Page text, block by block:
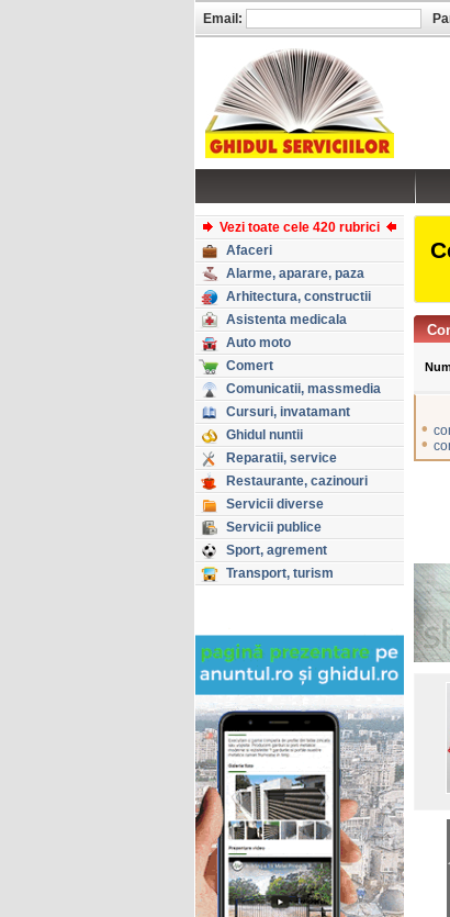
Vezi toate cele 420 rubrici
Afaceri
Alarme, aparare, paza
Arhitectura, constructii
Asistenta medicala
Auto moto
Comert
Comunicatii, massmedia
Cursuri, invatamant
Ghidul nuntii
Reparatii, service
Restaurante, cazinouri
Servicii diverse
Servicii publice
Sport, agrement
Transport, turism
•
•
Email: